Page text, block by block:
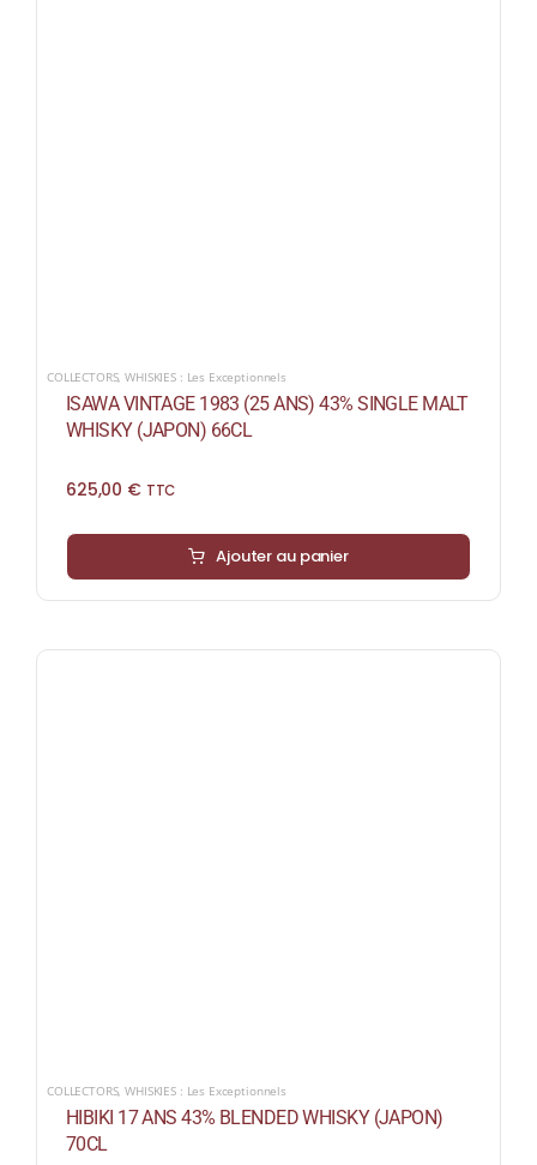
COLLECTORS,WHISKIES : Les Exceptionnels
ISAWA VINTAGE 1983 (25 ANS) 43% SINGLE MALT
WHISKY (JAPON) 66CL
625,00 € TTC
Ajouter au panier
COLLECTORS,WHISKIES : Les Exceptionnels
HIBIKI 17 ANS 43% BLENDED WHISKY (JAPON)
70CL